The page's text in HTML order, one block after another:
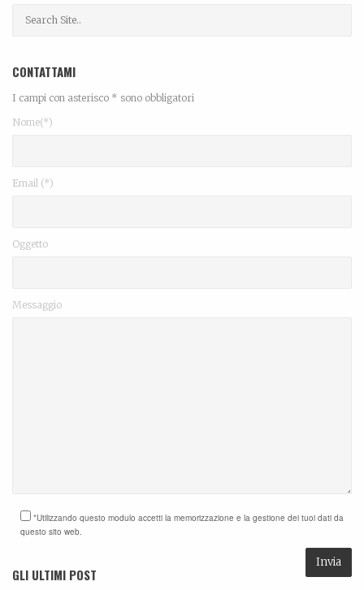
CONTATTAMI
I campi con asterisco * sono obbligatori
Nome(*)
Email (*)
Oggetto
Messaggio
*Utilizzando questo modulo accetti la memorizzazione e la gestione dei tuoi dati da
questo sito web.
GLI ULTIMI POST